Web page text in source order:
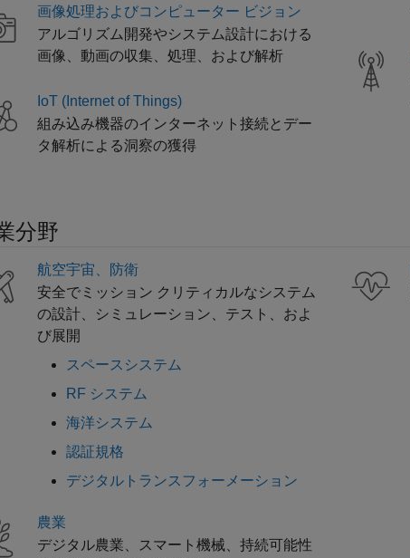
画像処理およびコンピューター ビジョン
アルゴリズム開発やシステム設計における
画像、動画の収集、処理、および解析
IoT (Internet of Things)
組み込み機器のインターネット接続とデー
タ解析による洞察の獲得
分野
航空宇宙、防衛
安全でミッション クリティカルなシステム
の設計、シミュレーション、テスト、およ
び展開
スペースシステム
RF システム
海洋システム
認証規格
デジタルトランスフォーメーション
農業
デジタル農業、スマート機械、持続可能性